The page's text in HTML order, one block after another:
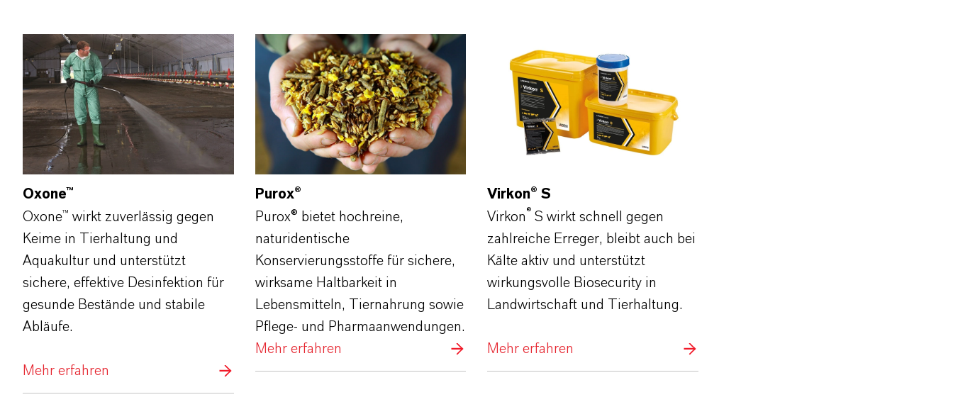
Oxone™
Oxone™ wirkt zuverlässig gegen
Keime in Tierhaltung und
Aquakultur und unterstützt
sichere, effektive Desinfektion für
gesunde Bestände und stabile
Abläufe.
Mehr erfahren
Purox®
Purox® bietet hochreine,
naturidentische
Konservierungsstoffe für sichere,
wirksame Haltbarkeit in
Lebensmitteln, Tiernahrung sowie
Pflege‑ und Pharmaanwendungen.
Mehr erfahren
Virkon® S
Virkon ® S wirkt schnell gegen
zahlreiche Erreger, bleibt auch bei
Kälte aktiv und unterstützt
wirkungsvolle Biosecurity in
Landwirtschaft und Tierhaltung.
Mehr erfahren